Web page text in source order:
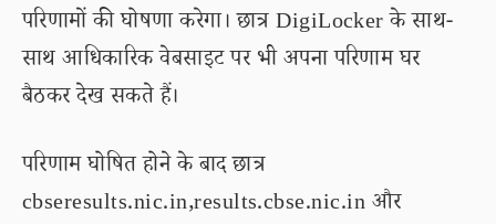
परिणामों की घोषणा करेगा। छात्र DigiLocker के साथ-
साथ आधिकारिक वेबसाइट पर भी अपना परिणाम घर
बैठकर देख सकते हैं।
परिणाम घोषित होने के बाद छात्र
cbseresults.nic.in,results.cbse.nic.in और